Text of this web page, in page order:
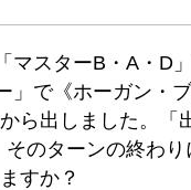
マスターB・A・D
」で《ホーガン・
ら出しました。「
のターンの終わ
すか？